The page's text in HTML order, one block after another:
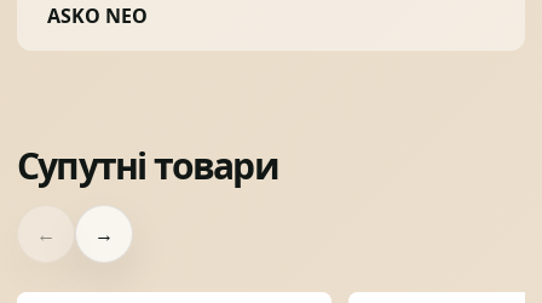
ASKO NEO
Супутні товари
← →